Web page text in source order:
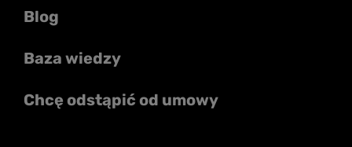
Blog
Baza wiedzy
Chcę odstąpić od umowy